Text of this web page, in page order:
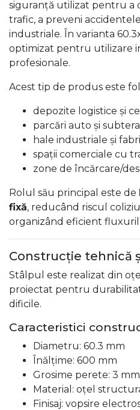
siguranță utilizat pentru a
trafic, a preveni
industriale. În varianta
optimizat pentru utilizare
profesionale.
Acest tip de produs este
depozite logistice și
parcări auto și
hale industriale și
spații comerciale cu
zone de încărcare/
Rolul său principal este de
fixă, reducând riscul
organizând eficient
Construcție tehnică
Stâlpul este realizat din
proiectat pentru
dificile.
Caracteristici
Diametru: 60.3 mm
Înălțime: 600 mm
Grosime perete: 3 mm
Material: oțel
Finisaj: vopsire